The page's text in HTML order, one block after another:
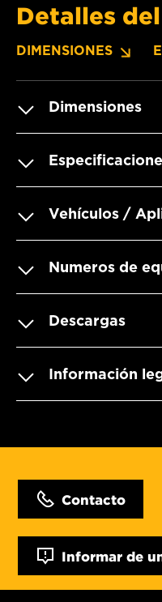
Detalles
DIMENSIONES
Dimensiones
Vehículos /
Numeros de
Descargas
Información
Contacto
Informar de